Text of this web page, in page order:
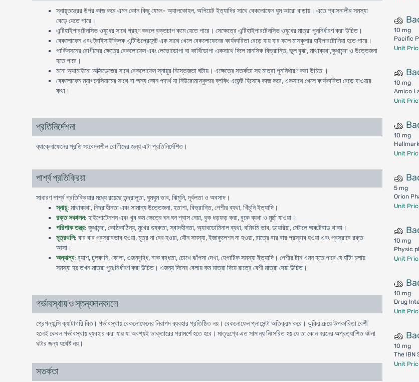
স্নায়ূতন্ত্রের উপর কাজ করে এমন কোন কিছু যেমন- অ্যালকোহল, অপিয়েট ইত্যাদির সাথে বেকলোফেন ঘুম আরো বাড়ায়। এতে শ্বাসনালীর সমস্যা
বেড়ে যেতে পারে।
এন্টিহাইপারটেনসিভ ওষুধের সাথে গ্রহণ করলে রক্তচাপ কমে যেতে পারে। সেক্ষেত্রে এন্টিহাইপারটেনসিভ ওষুধের মাত্রা পুননির্ধারণ করা উচিত।
বেকলোফেন এবং ট্রাইসাইক্লিক এন্টিডিপ্রেসেন্ট এক সাথে খেলে বেকলোফেনের কার্যকারিতা বেড়ে যায় যার ফলে মাসকুলার হাইপারটোনিয়া হতে পারে।
পার্কিনসনের রোগীদের ক্ষেত্রে বেকলোফেন এবং লেভোডোপা বা কার্বিডোপা একসাথে দিলে মানসিক বিভ্রান্তি, ভুল বুঝা, মাথাব্যথা,ক্ষুধামন্দা ও উত্তেজনা
হতে পারে।
মনো অ্যামাইনো অক্সিডেজের সাথে বেকলোফেন স্নায়ুর নিস্তেজতা ঘটায়। এক্ষেত্রে সতর্কতা সহ মাত্রা পুননির্ধারণ করা উচিত ।
বেকলোফেন ম্যাগনেসিয়ামের সাথে বা অন্য কোন পদার্থ যা নিউরোমাস্‌কুলার ব্লকিং এজেন্ট হিসেবে কাজ করে, একসাথে খেলে কার্যকারিতা বেড়ে যাওয়ার
কথা।
প্রতিনির্দেশনা
ব্যাক্লোফেনের প্রতি সংবেদনশীল রোগীদের জন্য এটা প্রতিনির্দেশিত।
পার্শ্ব প্রতিক্রিয়া
সাধারণ পার্শ্ব প্রতিক্রিয়ার মধ্যে রয়েছে তন্দ্রালুতা, ঘুমঘুম ভাব, ঝিমুনি, দূর্বলতা ও অবসাদ।
স্নায়ু: মাথাব্যথা, নিদ্রাহীনতা এবং সামান্য উত্তেজনা, হতাশা, বিভ্রান্তি, পেশীর ব্যথা, খিঁচুনি ইত্যাদি।
রক্ত সঞ্চালন: হাইপোটেনশন এবং খুব কম ক্ষেত্রে ঘন ঘন শ্বাস নেয়া, বুক ধড়ফড় করা, বুকে ব্যথা ও মুর্ছা যাওয়া।
পরিপাক তন্ত্র: ক্ষুধামন্দা, কোষ্ঠকাঠিন্য, মুখের শুষ্কতা, স্বাদহীনতা, অ্যাবডোমিনাল ব্যথা, বমিবমি ভাব, ডায়রিয়া, স্টোলে অকাল্টবাড থাকা।
মূত্রথলি: বার বার প্রস্রাবভাব হওয়া, মূত্র না বের হওয়া, যৌন সমস্যা, ইজাকুলেশন না হওয়া, রাত্রে বার বার প্রস্রাব হওয়া এবং প্রস্রাবে রক্ত
আসা।
অন্যান্য: র‍্যাশ, চুলকানি, ফোলা, ওজনবৃদ্ধি, নাক বদ্ধতা, চোখে ঝাঁপসা দেখা, হেপাটিক সমস্যা ইত্যাদি। পেশীর টান এমন হতে পারে যে হাঁটা চলায়
সমস্যা হয় তখন মাত্রা পুনঃনির্ধারণ করা উচিত। এজন্য দিনের বেলায় কম মাত্রা দিয়ে রাত্রে বেশী মাত্রা দেয়া উচিত।
গর্ভাবস্থায় ও স্তন্যদানকালে
প্রেগন্যান্সি ক্যাটাগরি বি৩। গর্ভাবস্থায় বেকলোফেনের নিরাপদ ব্যবহার প্রতিষ্ঠিত নয়। বেকলোফেন প্লাসেন্টা অতিক্রম করে। ঝুকির চেয়ে উপকারিতা বেশী
হলেই কেবল গর্ভাবস্থায় ব্যবহার করা যায় যা অবশ্যই ডাক্তারের পরামর্শে হতে হবে। মাতৃদুগ্ধে এত সামান্য নিঃসরিত হয় যে তা কোন ধরনের অপ্রত্যাশিত ঘটনা
ঘটার জন্য যথেষ্ট নয়।
সতর্কতা
10 mg
Pacific
Unit
10 mg
Amico
Unit
10 mg
Unit
5 mg
Orion
Unit
10 mg
Physic
Unit
10 mg
Drug
Unit
10 mg
The IBN
Unit